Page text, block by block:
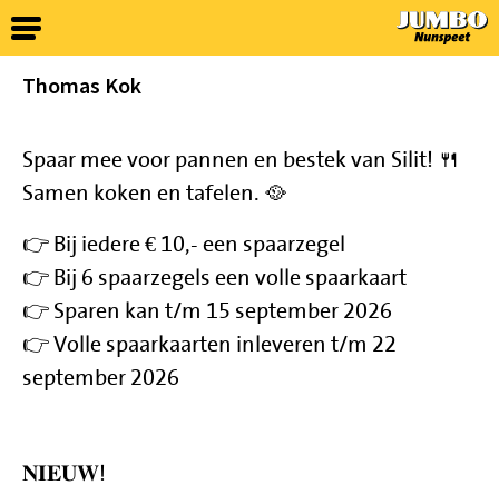
Thomas Kok
Spaar mee voor pannen en bestek van Silit! 🍴
Samen koken en tafelen. 🥘
👉 Bij iedere € 10,- een spaarzegel
👉 Bij 6 spaarzegels een volle spaarkaart
👉 Sparen kan t/m 15 september 2026
👉 Volle spaarkaarten inleveren t/m 22
september 2026
𝐍𝐈𝐄𝐔𝐖!